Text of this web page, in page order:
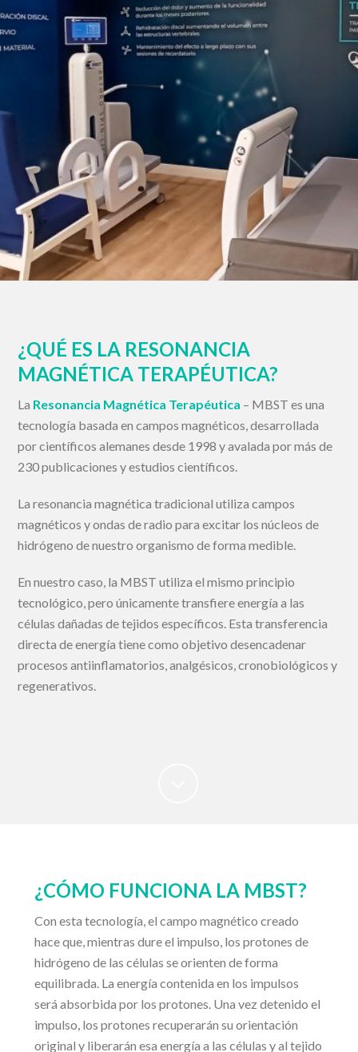
¿QUÉ ES LA RESONANCIA
MAGNÉTICA TERAPÉUTICA?
La Resonancia Magnética Terapéutica – MBST es una
tecnología basada en campos magnéticos, desarrollada
por científicos alemanes desde 1998 y avalada por más de
230 publicaciones y estudios científicos.
La resonancia magnética tradicional utiliza campos
magnéticos y ondas de radio para excitar los núcleos de
hidrógeno de nuestro organismo de forma medible.
En nuestro caso, la MBST utiliza el mismo principio
tecnológico, pero únicamente transfiere energía a las
células dañadas de tejidos específicos. Esta transferencia
directa de energía tiene como objetivo desencadenar
procesos antiinflamatorios, analgésicos, cronobiológicos y
regenerativos.
¿CÓMO FUNCIONA LA MBST?
Con esta tecnología, el campo magnético creado
hace que, mientras dure el impulso, los protones de
hidrógeno de las células se orienten de forma
equilibrada. La energía contenida en los impulsos
será absorbida por los protones. Una vez detenido el
impulso, los protones recuperarán su orientación
original y liberarán esa energía a las células y al tejido